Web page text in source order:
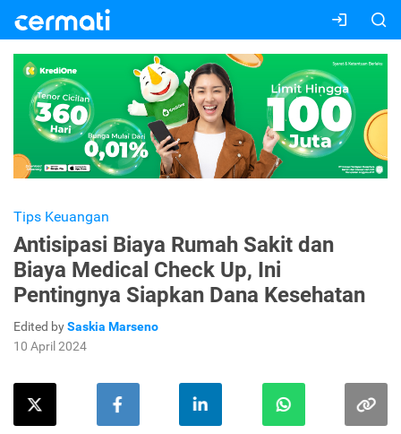
Tips Keuangan
Antisipasi Biaya Rumah Sakit dan
Biaya Medical Check Up, Ini
Pentingnya Siapkan Dana Kesehatan
Edited bySaskia Marseno
10 April 2024